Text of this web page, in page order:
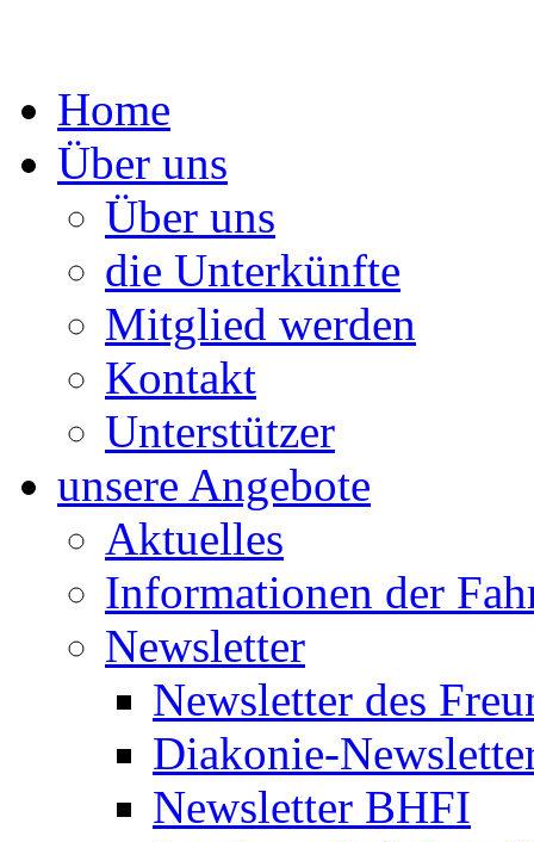
Springe
zum
Home
Über uns
Über uns
die Unterkünfte
Mitglied werden
Kontakt
Unterstützer
unsere Angebote
Aktuelles
Informationen der
Newsletter
Newsletter des
Diakonie-
Newsletter BHFI